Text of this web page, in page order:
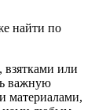
найти по
взятками или
важную
материалами,